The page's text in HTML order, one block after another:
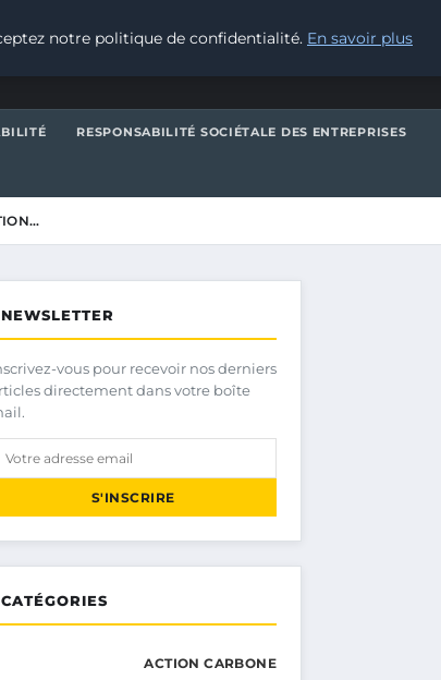
RESPONSABILITÉ SOCIÉTALE DES ENTREPRISES
NEWSLETTER
vous pour recevoir nos derniers
directement dans votre boîte
S'INSCRIRE
CATÉGORIES
ACTION CARBONE
notre politique de confidentialité. En savoir plus